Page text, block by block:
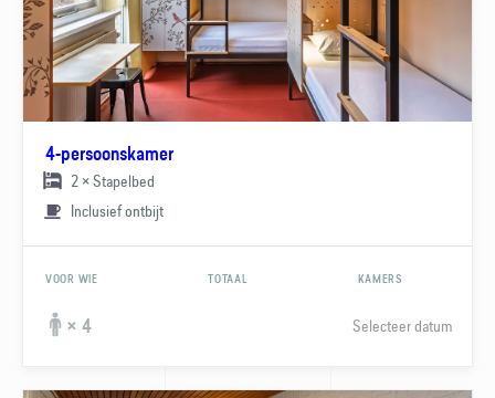
4-persoonskamer
2 × Stapelbed
Inclusief ontbijt
VOOR WIE TOTAAL KAMERS
× 4 Selecteer datum